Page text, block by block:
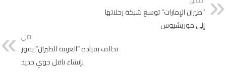
“طيران الإمارات” توسع شبكة رحلاتها
إلى موريشيوس
التالي
تحالف بقيادة “العربية للطيران” يفوز
بإنشاء ناقل جوي جديد